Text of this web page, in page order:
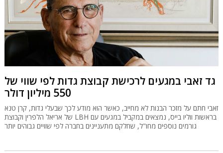
גד זאבי במגעים לרכישת קבוצת גדות לפי שווי של
550 מיליון דולר
זאבי חתם על מזכר הבנות לא מחייב, כאשר הוא מודע לכך שבעלי גדות, קרן טנא
של אריאל הלפרין וקבוצת LBH בראשות ווליו בייס, נמצאים במקביל במגעים עם
גורמים נוספים מחו"ל, שחלקם מתעניינים בחברה לפי שוויים גבוהים יותר